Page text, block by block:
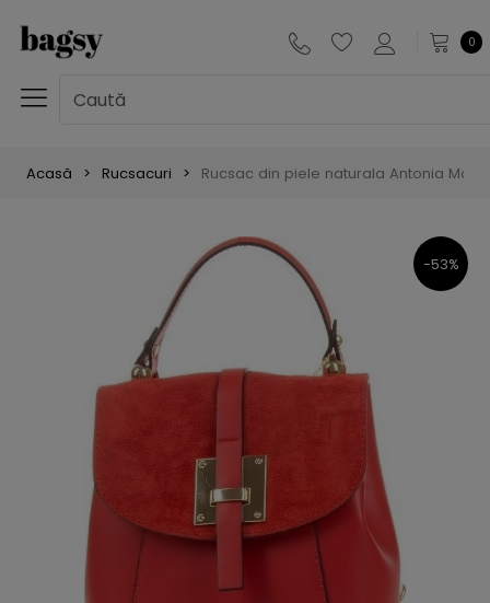
0
Acasă Rucsacuri Rucsac din piele naturala Antonia
-53%